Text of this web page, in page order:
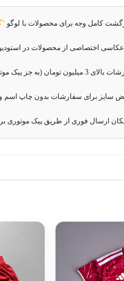
کامل وجه برای محصولات با لوگو
عکاسی اختصاصی از محصولات در استودیو
(به جز پیک موتوری و تیپاکس).
سایز برای سفارشات بدون چاپ اسم
ارسال فوری از طریق پیک موتوری